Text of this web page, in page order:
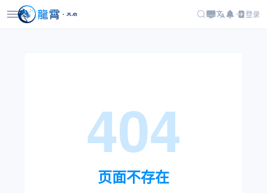
登录
404
页面不存在